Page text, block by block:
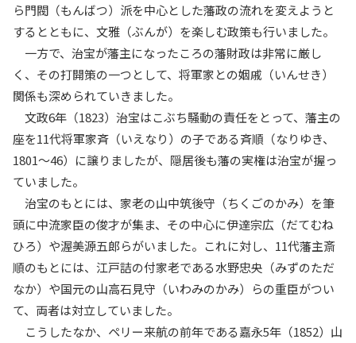
ら門閥（もんばつ）派を中心とした藩政の流れを変えようと
するとともに、文雅（ぶんが）を楽しむ政策も行いました。
一方で、治宝が藩主になったころの藩財政は非常に厳し
く、その打開策の一つとして、将軍家との姻戚（いんせき）
関係も深められていきました。
文政6年（1823）治宝はこぶち騒動の責任をとって、藩主の
座を11代将軍家斉（いえなり）の子である斉順（なりゆき、
1801～46）に譲りましたが、隠居後も藩の実権は治宝が握っ
ていました。
治宝のもとには、家老の山中筑後守（ちくごのかみ）を筆
頭に中流家臣の俊才が集ま、その中心に伊達宗広（だてむね
ひろ）や渥美源五郎らがいました。これに対し、11代藩主斎
順のもとには、江戸詰の付家老である水野忠央（みずのただ
なか）や国元の山高石見守（いわみのかみ）らの重臣がつい
て、両者は対立していました。
こうしたなか、ペリー来航の前年である嘉永5年（1852）山